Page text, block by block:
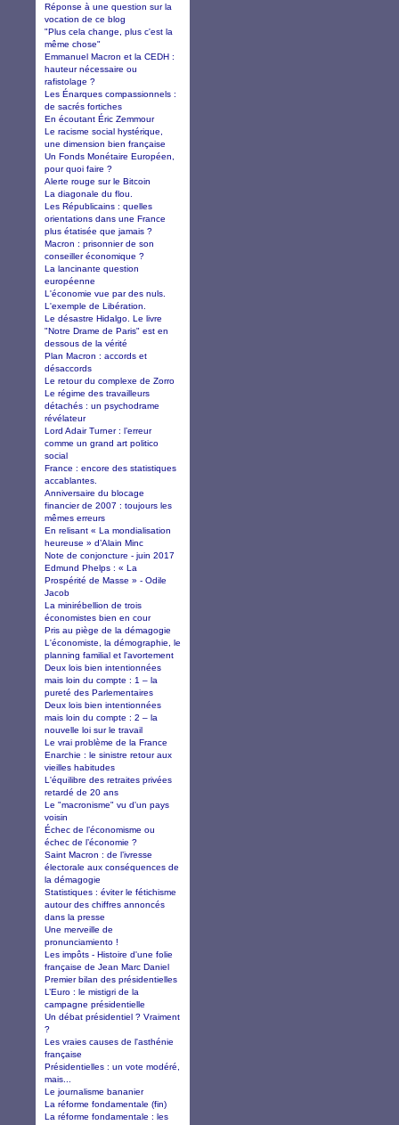
Réponse à une question sur la
vocation de ce blog
"Plus cela change, plus c'est la
même chose"
Emmanuel Macron et la CEDH :
hauteur nécessaire ou
rafistolage ?
Les Énarques compassionnels :
de sacrés fortiches
En écoutant Éric Zemmour
Le racisme social hystérique,
une dimension bien française
Un Fonds Monétaire Européen,
pour quoi faire ?
Alerte rouge sur le Bitcoin
La diagonale du flou.
Les Républicains : quelles
orientations dans une France
plus étatisée que jamais ?
Macron : prisonnier de son
conseiller économique ?
La lancinante question
européenne
L'économie vue par des nuls.
L'exemple de Libération.
Le désastre Hidalgo. Le livre
"Notre Drame de Paris" est en
dessous de la vérité
Plan Macron : accords et
désaccords
Le retour du complexe de Zorro
Le régime des travailleurs
détachés : un psychodrame
révélateur
Lord Adair Turner : l’erreur
comme un grand art politico
social
France : encore des statistiques
accablantes.
Anniversaire du blocage
financier de 2007 : toujours les
mêmes erreurs
En relisant « La mondialisation
heureuse » d’Alain Minc
Note de conjoncture - juin 2017
Edmund Phelps : « La
Prospérité de Masse » - Odile
Jacob
La minirébellion de trois
économistes bien en cour
Pris au piège de la démagogie
L'économiste, la démographie, le
planning familial et l'avortement
Deux lois bien intentionnées
mais loin du compte : 1 – la
pureté des Parlementaires
Deux lois bien intentionnées
mais loin du compte : 2 – la
nouvelle loi sur le travail
Le vrai problème de la France
Enarchie : le sinistre retour aux
vieilles habitudes
L'équilibre des retraites privées
retardé de 20 ans
Le "macronisme" vu d'un pays
voisin
Échec de l’économisme ou
échec de l’économie ?
Saint Macron : de l’ivresse
électorale aux conséquences de
la démagogie
Statistiques : éviter le fétichisme
autour des chiffres annoncés
dans la presse
Une merveille de
pronunciamiento !
Les impôts - Histoire d'une folie
française de Jean Marc Daniel
Premier bilan des présidentielles
L’Euro : le mistigri de la
campagne présidentielle
Un débat présidentiel ? Vraiment
?
Les vraies causes de l'asthénie
française
Présidentielles : un vote modéré,
mais...
Le journalisme bananier
La réforme fondamentale (fin)
La réforme fondamentale : les